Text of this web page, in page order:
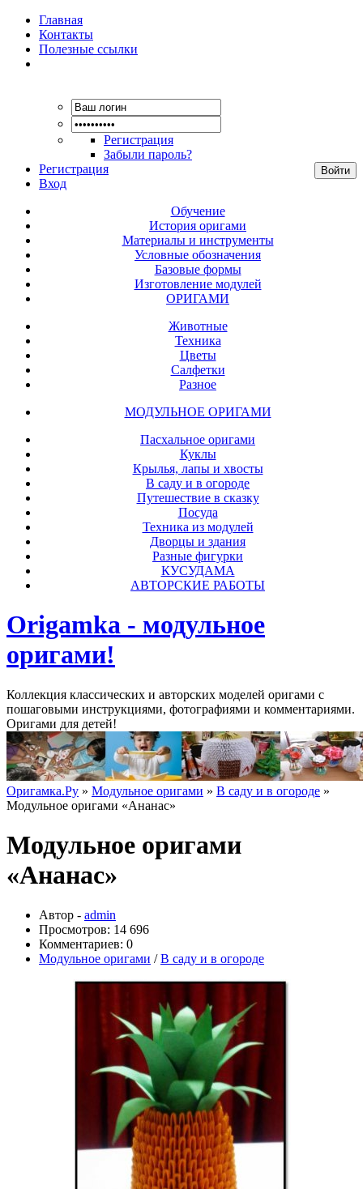
Главная
Контакты
Полезные ссылки
Регистрация
Забыли пароль?
Регистрация
Вход
Обучение
История оригами
Материалы и инструменты
Условные обозначения
Базовые формы
Изготовление модулей
ОРИГАМИ
Животные
Техника
Цветы
Салфетки
Разное
МОДУЛЬНОЕ ОРИГАМИ
Пасхальное оригами
Куклы
Крылья, лапы и хвосты
В саду и в огороде
Путешествие в сказку
Посуда
Техника из модулей
Дворцы и здания
Разные фигурки
КУСУДАМА
АВТОРСКИЕ РАБОТЫ
Origamka - модульное
оригами!
Коллекция классических и авторских моделей оригами с
пошаговыми инструкциями, фотографиями и комментариями.
Оригами для детей!
Оригамка.Ру » Модульное оригами » В саду и в огороде »
Модульное оригами «Ананас»
Модульное оригами
«Ананас»
Автор - admin
Просмотров: 14 696
Комментариев: 0
Модульное оригами /В саду и в огороде